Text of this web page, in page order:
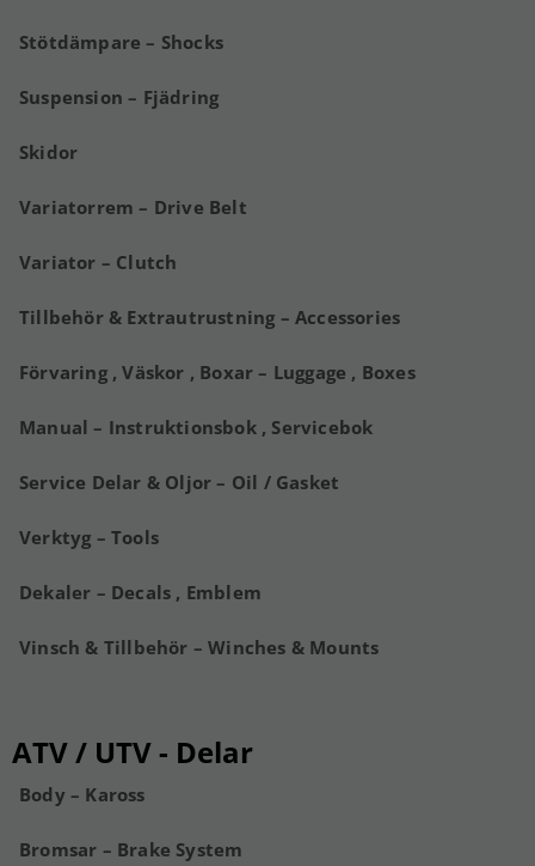
Stötdämpare – Shocks
Suspension – Fjädring
Skidor
Variatorrem – Drive Belt
Variator – Clutch
Tillbehör & Extrautrustning – Accessories
Förvaring , Väskor , Boxar – Luggage , Boxes
Manual – Instruktionsbok , Servicebok
Service Delar & Oljor – Oil / Gasket
Verktyg – Tools
Dekaler – Decals , Emblem
Vinsch & Tillbehör – Winches & Mounts
ATV / UTV - Delar
Body – Kaross
Bromsar – Brake System